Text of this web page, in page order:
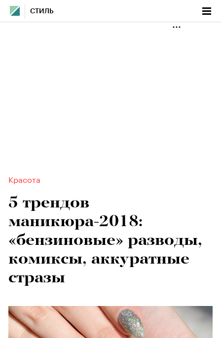
СТИЛЬ
Красота
5 трендов
маникюра-2018:
«бензиновые» разводы,
комиксы, аккуратные
стразы